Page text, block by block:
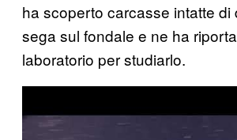
ha scoperto carcasse intatte di
sega sul fondale e ne ha
laboratorio per studiarlo.